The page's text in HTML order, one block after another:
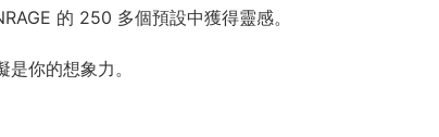
的 250 多個預設中獲得靈感。
你的想象力。